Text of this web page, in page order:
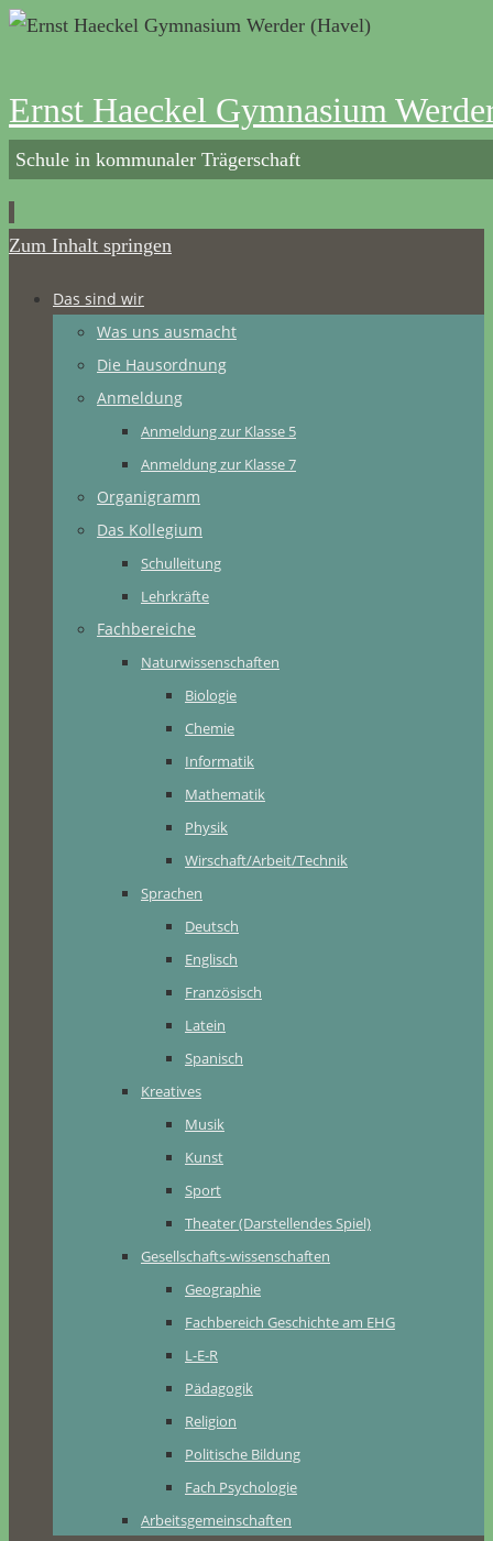
Ernst Haeckel Gymnasium
Schule in kommunaler Trägerschaft
Zum Inhalt springen
Das sind wir
Was uns ausmacht
Die Hausordnung
Anmeldung
Anmeldung zur Klasse 5
Anmeldung zur Klasse 7
Organigramm
Das Kollegium
Schulleitung
Lehrkräfte
Fachbereiche
Naturwissenschaften
Biologie
Chemie
Informatik
Mathematik
Physik
Wirschaft/Arbeit/Technik
Sprachen
Deutsch
Englisch
Französisch
Latein
Spanisch
Kreatives
Musik
Kunst
Sport
Theater (Darstellendes Spiel)
Gesellschafts-wissenschaften
Geographie
Fachbereich Geschichte am EHG
L-E-R
Pädagogik
Religion
Politische Bildung
Fach Psychologie
Arbeitsgemeinschaften